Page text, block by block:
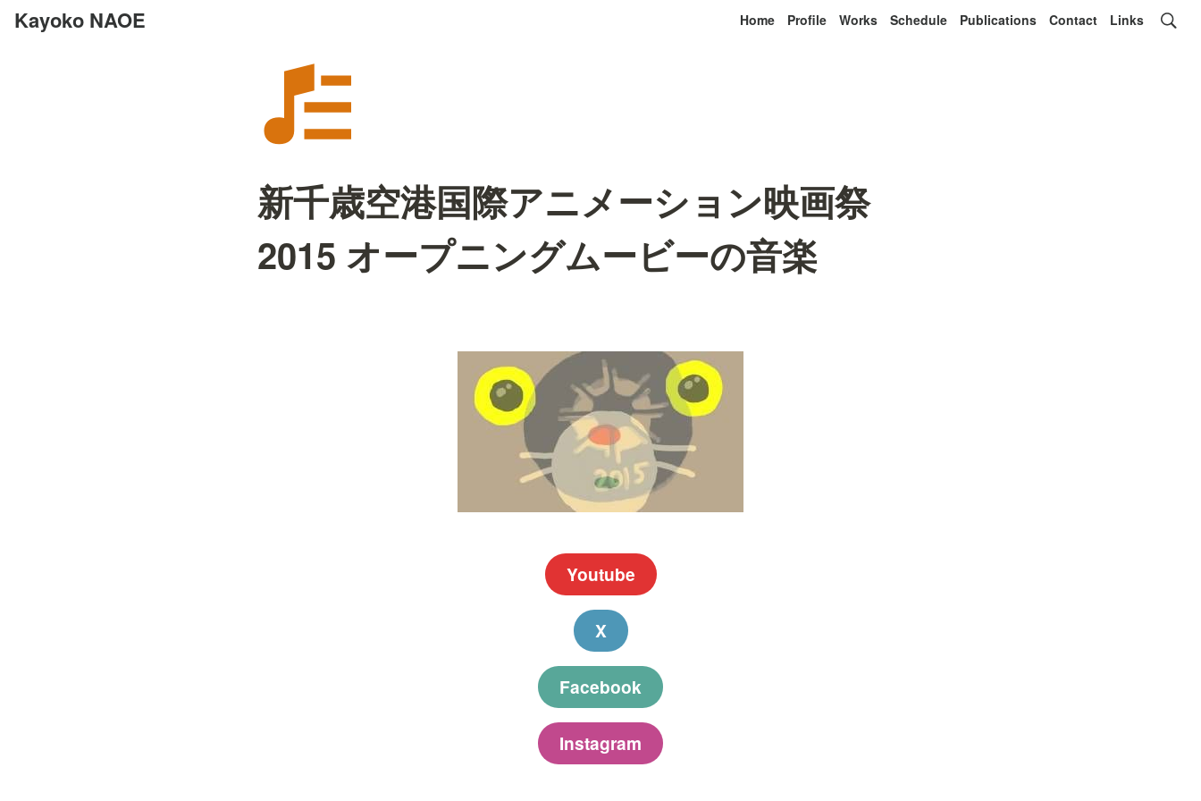
Kayoko NAOE Home Profile Works Schedule Publications Contact Links
新千歳空港国際アニメーション映画祭
2015 オープニングムービーの音楽
Youtube
X
Facebook
Instagram